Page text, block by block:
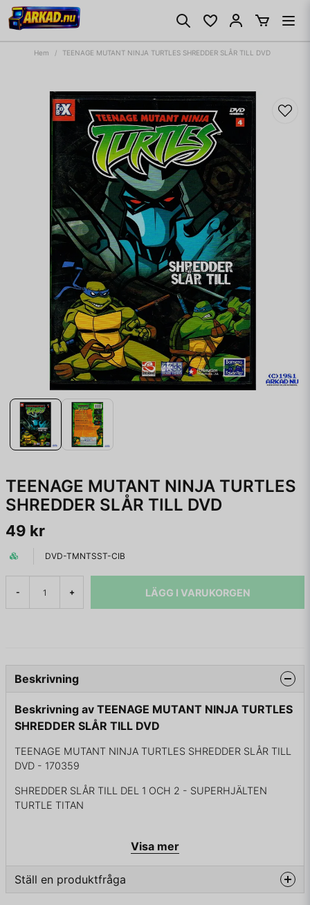
Hem TEENAGE MUTANT NINJA TURTLES SHREDDER SLÅR TILL DVD
TEENAGE MUTANT NINJA TURTLES
SHREDDER SLÅR TILL DVD
49 kr
DVD-TMNTSST-CIB
- + LÄGG I VARUKORGEN
Beskrivning
Beskrivning av TEENAGE MUTANT NINJA TURTLES
SHREDDER SLÅR TILL DVD
TEENAGE MUTANT NINJA TURTLES SHREDDER SLÅR TILL
DVD - 170359
SHREDDER SLÅR TILL DEL 1 OCH 2 - SUPERHJÄLTEN
TURTLE TITAN
Visa mer
Ställ en produktfråga